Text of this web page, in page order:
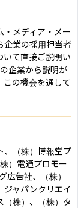
メディア・メー
企業の採用担当者
いて直接ご説明い
企業から説明が
の機会を通して
、（株）博報堂プ
）電通プロモー
広告社、（株）
ジャパンクリエイ
（株）、（株）タ